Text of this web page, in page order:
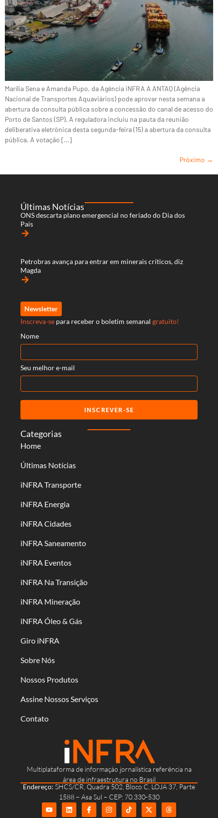
Marília Sena e Amanda Pupo, da Agência iNFRA A ANTAQ (Agência
Nacional de Transportes Aquaviários) pode aprovar nesta semana a
abertura da consulta pública sobre a concessão do canal de acesso do
Porto de Santos (SP). A reguladora incluiu na pauta da reunião
deliberativa eletrônica desta segunda-feira (15) a abertura da consulta
pública. A votação […]
Próximo →
Multiplataforma de informação jornalística referência na
área de infraestrutura no Brasil
Endereço: SHCS/CR, Quadra 502, Bloco C, LOJA 37, Parte
1588 – Asa Sul – CEP: 70.330-530
Categorias
Home
Últimas Notícias
iNFRA Transporte
iNFRA Energia
iNFRA Cidades
iNFRA Saneamento
iNFRA Eventos
iNFRA Na Transição
iNFRA Mineração
iNFRA Óleo & Gás
Giro iNFRA
Sobre Nós
Nossos Produtos
Assine Nossos Serviços
Contato
Últimas Notícias
ONS descarta plano emergencial no feriado do Dia dos
Pais
arrow_forward
Petrobras avança para entrar em minerais críticos, diz
Magda
arrow_forward
Newsletter
Inscreva-se para receber o boletim semanal gratuito!
Nome
Seu melhor e-mail
INSCREVER-SE